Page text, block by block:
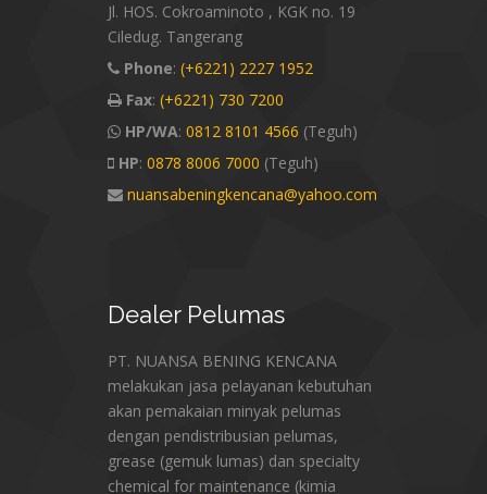
Jl. HOS. Cokroaminoto , KGK no. 19
Ciledug. Tangerang
Phone: (+6221) 2227 1952
Fax: (+6221) 730 7200
HP/WA: 0812 8101 4566 (Teguh)
HP: 0878 8006 7000 (Teguh)
nuansabeningkencana@yahoo.com
DealerPelumas
PT. NUANSA BENING KENCANA
melakukan jasa pelayanan kebutuhan
akan pemakaian minyak pelumas
dengan pendistribusian pelumas,
grease (gemuk lumas) dan specialty
chemical for maintenance (kimia